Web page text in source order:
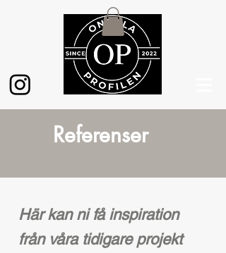
Referenser
Här kan ni få inspiration
från våra tidigare projekt